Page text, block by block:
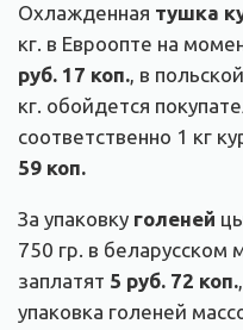
Охлажденная тушка
кг. в Евроопте на
руб. 17 коп., в
кг. обойдется
соответственно 1 кг
59 коп.
За упаковку голеней
750 гр. в беларусском
заплатят 5 руб. 72 коп.
упаковка голеней